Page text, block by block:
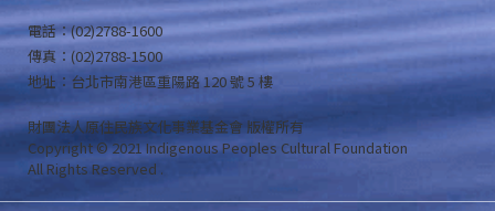
電話：(02)2788-1600
傳真：(02)2788-1500
地址：台北市南港區重陽路 120 號 5 樓
財團法人原住民族文化事業基金會 版權所有
Copyright © 2021 Indigenous Peoples Cultural Foundation
All Rights Reserved .